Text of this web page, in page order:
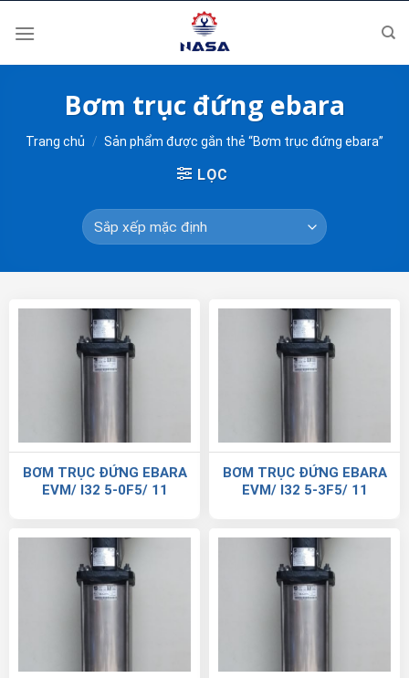
Bơm trục đứng ebara
Trang chủ / Sản phẩm được gắn thẻ “Bơm trục đứng ebara”
LỌC
BƠM TRỤC ĐỨNG EBARA
EVM/ I32 5-0F5/ 11
BƠM TRỤC ĐỨNG EBARA
EVM/ I32 5-3F5/ 11